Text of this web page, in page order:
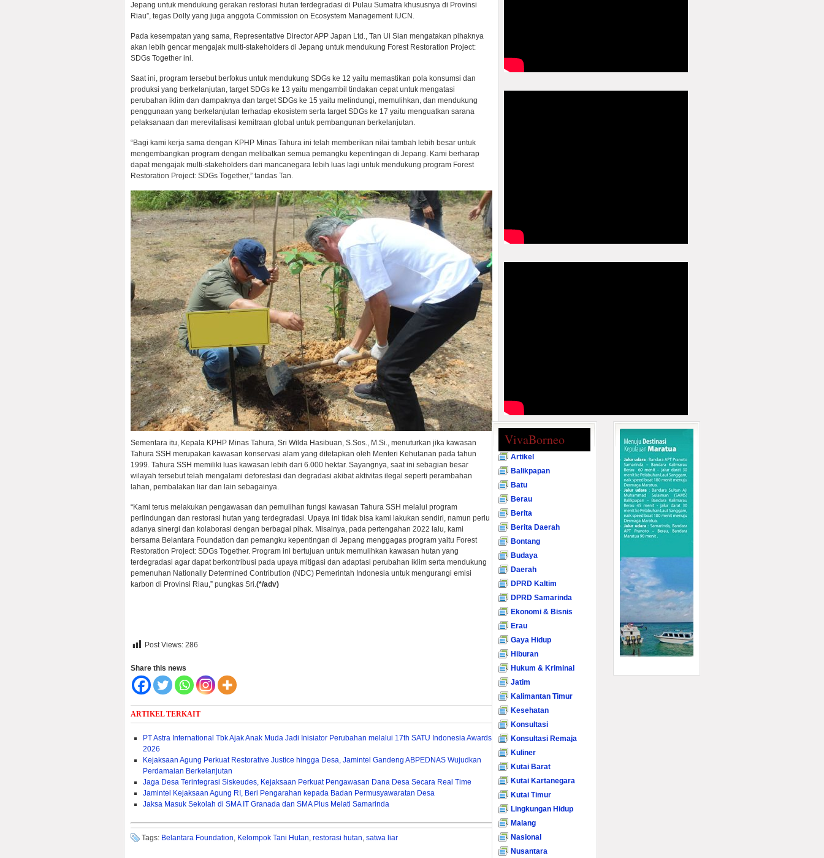
Jepang untuk mendukung gerakan restorasi hutan terdegradasi di Pulau Sumatra khususnya di Provinsi
Riau”, tegas Dolly yang juga​ anggota Commission on Ecosystem Management IUCN.
Pada kesempatan yang sama, Representative Director APP Japan Ltd., Tan Ui Sian mengatakan pihaknya
akan lebih gencar mengajak multi-stakeholders di Jepang untuk mendukung Forest Restoration Project:
SDGs Together ini.
Saat ini, program tersebut berfokus untuk mendukung SDGs ke 12 yaitu memastikan pola konsumsi dan
produksi yang berkelanjutan, target SDGs ke 13 yaitu mengambil tindakan cepat untuk mengatasi
perubahan iklim dan dampaknya dan target SDGs ke 15 yaitu melindungi, memulihkan, dan mendukung
penggunaan yang berkelanjutan terhadap ekosistem serta target SDGs ke 17 yaitu menguatkan sarana
pelaksanaan dan merevitalisasi kemitraan global untuk pembangunan berkelanjutan.
“Bagi kami kerja sama dengan KPHP Minas Tahura ini telah memberikan nilai tambah lebih besar untuk
mengembangkan program dengan melibatkan semua pemangku kepentingan di Jepang. Kami berharap
dapat mengajak multi-stakeholders dari mancanegara lebih luas lagi untuk mendukung program Forest
Restoration Project: SDGs Together,” tandas Tan.
Sementara itu, Kepala KPHP Minas Tahura, Sri Wilda Hasibuan, S.Sos., M.Si., menuturkan jika kawasan
Tahura SSH merupakan kawasan konservasi alam yang ditetapkan oleh Menteri Kehutanan pada tahun
1999. Tahura SSH memiliki luas kawasan lebih dari 6.000 hektar. Sayangnya, saat ini sebagian besar
wilayah tersebut telah mengalami deforestasi dan degradasi akibat aktivitas ilegal seperti perambahan
lahan, pembalakan liar dan lain sebagainya.
“Kami terus melakukan pengawasan dan pemulihan fungsi kawasan Tahura SSH melalui program
perlindungan dan restorasi hutan yang terdegradasi. Upaya ini tidak bisa kami lakukan sendiri, namun perlu
adanya sinergi dan kolaborasi dengan berbagai pihak. Misalnya, pada pertengahan 2022 lalu, kami
bersama Belantara Foundation dan pemangku kepentingan di Jepang menggagas program yaitu Forest
Restoration Project: SDGs Together. Program ini bertujuan untuk memulihkan kawasan hutan yang
terdegradasi agar dapat berkontribusi pada upaya mitigasi dan adaptasi perubahan iklim serta mendukung
pemenuhan Nationally Determined Contribution (NDC) Pemerintah Indonesia untuk mengurangi emisi
karbon di Provinsi Riau,” pungkas Sri.(*/adv)
Post Views: 286
Share this news
ARTIKEL TERKAIT
PT Astra International Tbk Ajak Anak Muda Jadi Inisiator Perubahan melalui 17th SATU Indonesia Awards
2026
Kejaksaan Agung Perkuat Restorative Justice hingga Desa, Jamintel Gandeng ABPEDNAS Wujudkan
Perdamaian Berkelanjutan
Jaga Desa Terintegrasi Siskeudes, Kejaksaan Perkuat Pengawasan Dana Desa Secara Real Time
Jamintel Kejaksaan Agung RI, Beri Pengarahan kepada Badan Permusyawaratan Desa
Jaksa Masuk Sekolah di SMA IT Granada dan SMA Plus Melati Samarinda
Tags: Belantara Foundation, Kelompok Tani Hutan, restorasi hutan, satwa liar
VivaBorneo
Artikel
Balikpapan
Batu
Berau
Berita
Berita Daerah
Bontang
Budaya
Daerah
DPRD Kaltim
DPRD Samarinda
Ekonomi & Bisnis
Erau
Gaya Hidup
Hiburan
Hukum & Kriminal
Jatim
Kalimantan Timur
Kesehatan
Konsultasi
Konsultasi Remaja
Kuliner
Kutai Barat
Kutai Kartanegara
Kutai Timur
Lingkungan Hidup
Malang
Nasional
Nusantara